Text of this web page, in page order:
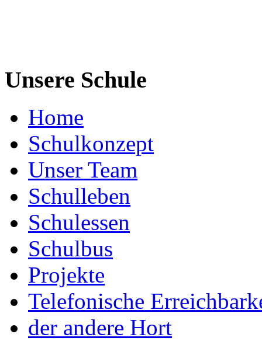
Unsere Schule
Home
Schulkonzept
Unser Team
Schulleben
Schulessen
Schulbus
Projekte
Telefonische
der andere Hort